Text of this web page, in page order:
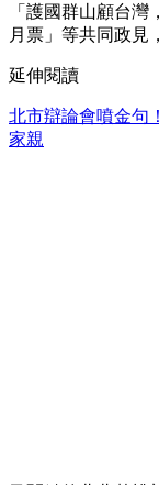
「護國群山顧台
月票」等共同政見
延伸閱讀
北市辯論會噴金句
家親